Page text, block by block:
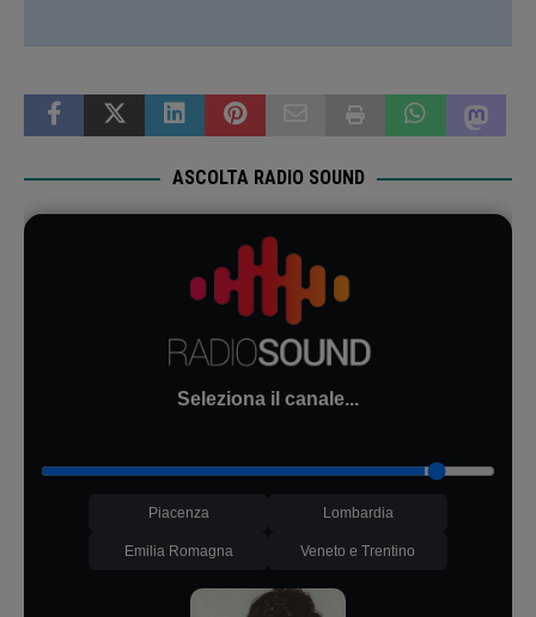
ASCOLTA RADIO SOUND
Seleziona il canale...
Piacenza Lombardia
Emilia Romagna Veneto e Trentino